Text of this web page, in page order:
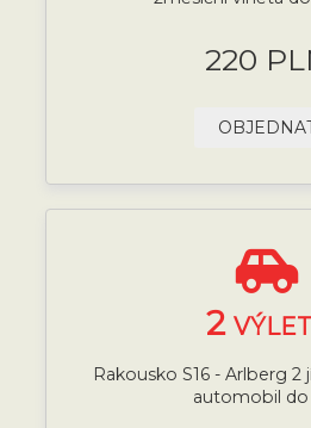
220
2
Rakousko S16 - Arlberg
automobil do